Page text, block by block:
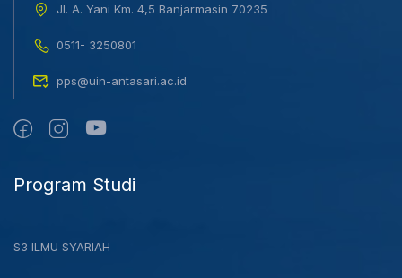
Jl. A. Yani Km. 4,5 Banjarmasin 70235
0511- 3250801
pps@uin-antasari.ac.id
Program Studi
S3 ILMU SYARIAH